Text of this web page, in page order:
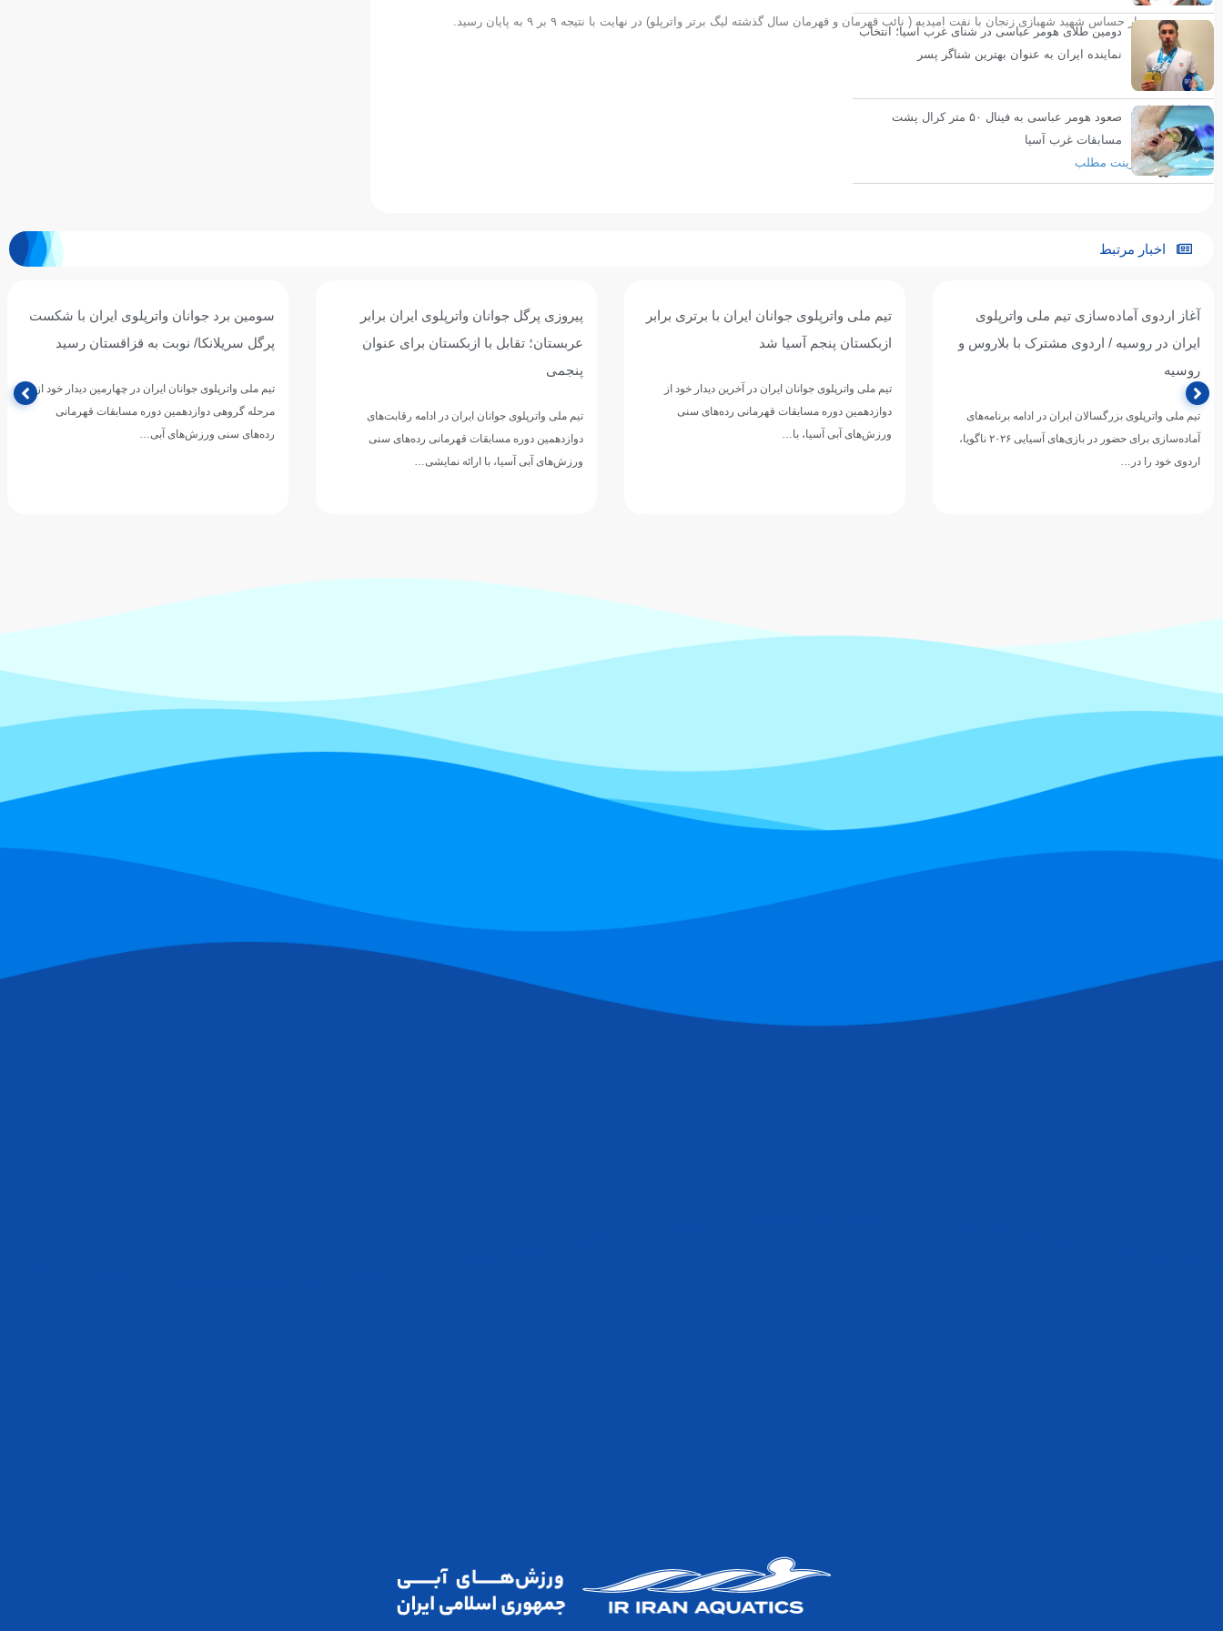
رسید و دیدار حساس شهید شهبازی زنجان با نفت امیدیه ( نائب قهرمان و قهرمان سال گذشته لیگ برتر واترپلو) در نهایت با نتیجه ۹ بر ۹ به پایان رسید.
انتهای پیام
پرینت مطلب
دومین طلای هومر عباسی در شنای غرب آسیا؛ انتخاب
نماینده ایران به عنوان بهترین شناگر پسر
صعود هومر عباسی به فینال ۵۰ متر کرال پشت
مسابقات غرب آسیا
اخبار مرتبط
تیم ملی واترپلوی جوانان ایران با برتری برابر
ازبکستان پنجم آسیا شد
تیم ملی واترپلوی جوانان ایران در آخرین دیدار خود از
دوازدهمین دوره مسابقات قهرمانی رده‌های سنی
ورزش‌های آبی آسیا، با…
پیروزی پرگل جوانان واترپلوی ایران برابر
عربستان؛ تقابل با ازبکستان برای عنوان
تیم ملی واترپلوی جوانان ایران در ادامه رقابت‌های
دوازدهمین دوره مسابقات قهرمانی رده‌های سنی
سومین برد جوانان واترپلوی ایران با شکست
پرگل سریلانکا/ نوبت به قزاقستان رسید
مرحله گروهی دوازدهمین دوره مسابقات قهرمانی
رده‌های سنی ورزش‌های آبی…
واترپلوی جوانان ایران از سد میزبان گذشت/
پیروزی ارزشمند برابر تایلند؛ چشم به نبرد با
تیم ملی واترپلوی جوانان ایران در دومین دیدار خود از
رقابت‌های دوازدهمین دوره مسابقات رده‌های سنی